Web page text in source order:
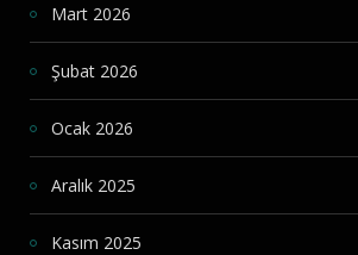
Mart 2026
Şubat 2026
Ocak 2026
Aralık 2025
Kasım 2025